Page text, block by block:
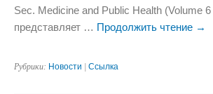
Sec. Medicine and Public Health (Volume
представляет … Продолжить чтение →
Рубрики: Новости Ссылка